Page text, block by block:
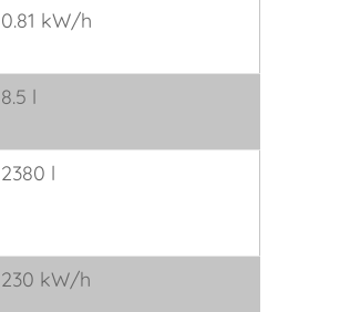
0.81 kW/h
8.5 l
2380 l
230 kW/h